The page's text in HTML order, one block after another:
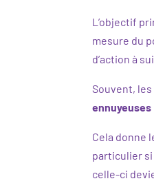
L’objectif
mesure du
d’action à
Souvent,
ennuyeuses
Cela donne
particulier si
celle-ci